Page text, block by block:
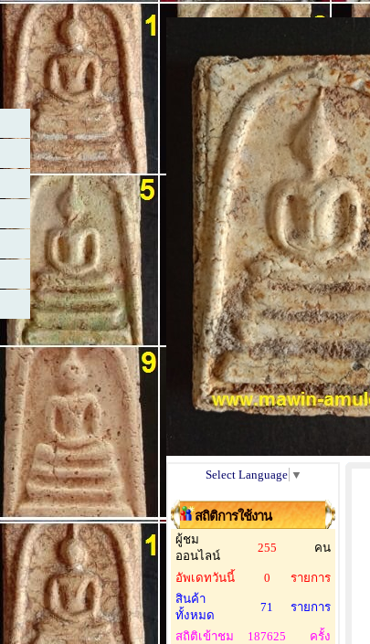
Select Language ▼
สถิติการใช้งาน
ผู้ชม
ออนไลน์
255 คน
อัพเดทวันนี้ 0
รายการ
สินค้า
ทั้งหมด
71 รายการ
สถิติเข้าชม 187625
ครั้ง